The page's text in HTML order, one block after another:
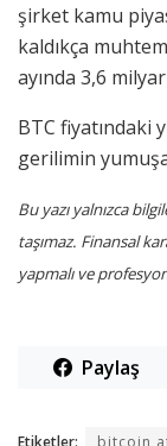
şirket kamu
kaldıkça
ayında 3,6
BTC fiyatındaki
gerilimin
Bu yazı yalnızca
taşımaz. Finansal
yapmalı ve
Paylaş